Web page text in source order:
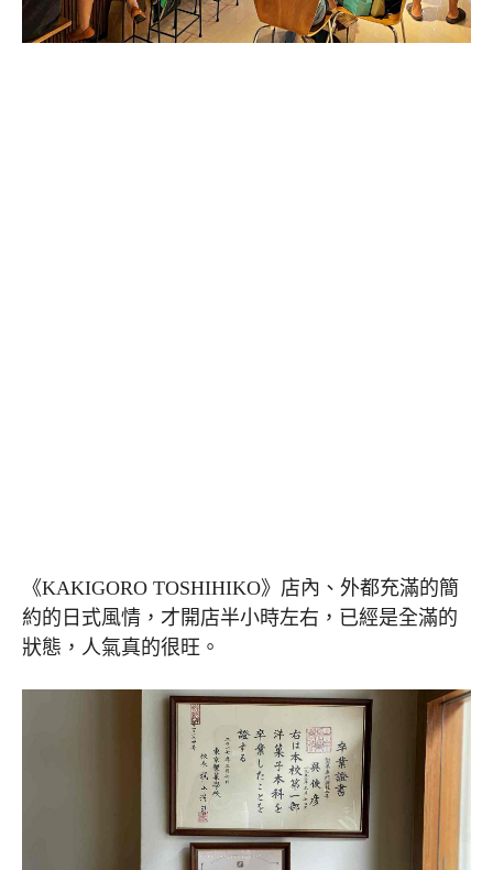
《KAKIGORO TOSHIHIKO》店內、外都充滿的簡
約的日式風情，才開店半小時左右，已經是全滿的
狀態，人氣真的很旺。